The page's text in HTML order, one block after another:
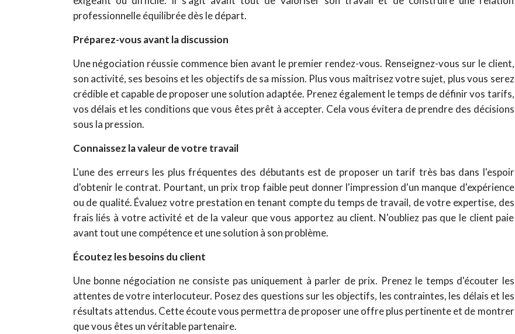
professionnelle équilibrée dès le départ.
Préparez-vous avant la discussion
Une négociation réussie commence bien avant le premier rendez-vous. Renseignez-vous sur le client,
son activité, ses besoins et les objectifs de sa mission. Plus vous maîtrisez votre sujet, plus vous serez
crédible et capable de proposer une solution adaptée. Prenez également le temps de définir vos tarifs,
vos délais et les conditions que vous êtes prêt à accepter. Cela vous évitera de prendre des décisions
sous la pression.
Connaissez la valeur de votre travail
L'une des erreurs les plus fréquentes des débutants est de proposer un tarif très bas dans l'espoir
d'obtenir le contrat. Pourtant, un prix trop faible peut donner l'impression d'un manque d'expérience
ou de qualité. Évaluez votre prestation en tenant compte du temps de travail, de votre expertise, des
frais liés à votre activité et de la valeur que vous apportez au client. N'oubliez pas que le client paie
avant tout une compétence et une solution à son problème.
Écoutez les besoins du client
Une bonne négociation ne consiste pas uniquement à parler de prix. Prenez le temps d'écouter les
attentes de votre interlocuteur. Posez des questions sur les objectifs, les contraintes, les délais et les
résultats attendus. Cette écoute vous permettra de proposer une offre plus pertinente et de montrer
que vous êtes un véritable partenaire.